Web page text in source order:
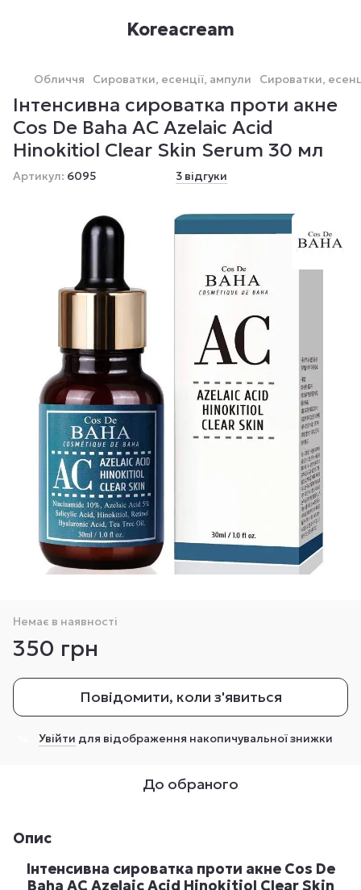
Koreacream
Обличчя Сироватки, есенції, ампули Сироватки,
Інтенсивна сироватка проти акне
Cos De Baha AC Azelaic Acid
Hinokitiol Clear Skin Serum 30 мл
Артикул: 6095 3 відгуки
Немає в наявності
350 грн
Повідомити, коли з'явиться
Увійти для відображення накопичувальної знижки
До обраного
Опис
Інтенсивна сироватка проти акне Cos De
Baha AC Azelaic Acid Hinokitiol Clear Skin